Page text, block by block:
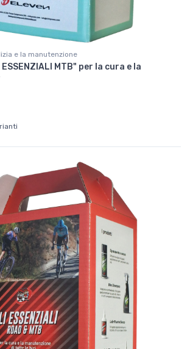
e la manutenzione
MTB" per la cura e la